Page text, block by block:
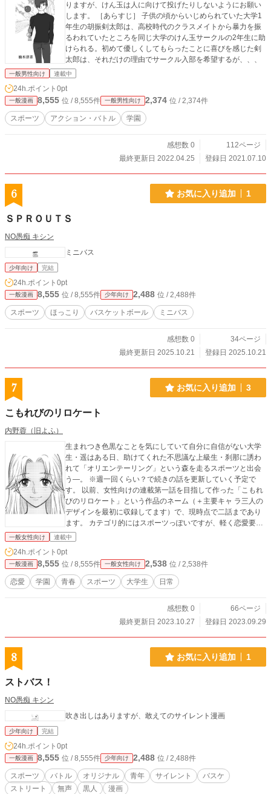
りますが、けん玉は人に向けて投げたりしないようにお願い
します。 ［あらすじ］ 子供の頃からいじめられていた大学1
年生の胡振剣太郎は、高校時代のクラスメイトから暴力を振
るわれていたところを同じ大学のけん玉サークルの2年生に助
けられる。初めて優しくしてもらったことに喜びを感じた剣
太郎は、それだけの理由でサークル入部を希望するが、、、
一般男性向け 連載中
24h.ポイント 0pt
一般漫画 8,555 位 / 8,555件 一般男性向け 2,374 位 / 2,374件
スポーツ アクション・バトル 学園
感想数 0
112ページ
最終更新日 2022.04.25
登録日 2021.07.10
6 お気に入り追加 1
ＳＰＲＯＵＴＳ
NO愚痴 キシン
ミニバス
少年向け 完結
24h.ポイント 0pt
一般漫画 8,555 位 / 8,555件 少年向け 2,488 位 / 2,488件
スポーツ ほっこり バスケットボール ミニバス
感想数 0
34ページ
最終更新日 2025.10.21
登録日 2025.10.21
7 お気に入り追加 3
こもれびのリロケート
内野蓉（旧よふ）
生まれつき色黒なことを気にしていて自分に自信がない大学
生・遥はある日、助けてくれた不思議な上級生・刹那に誘わ
れて「オリエンテーリング」という森を走るスポーツと出会
う―。 ※週一回くらい？で続きの話を更新していく予定で
す。 以前、女性向けの連載第一話を目指して作った「こもれ
びのリロケート」という作品のネーム（＋主要キャ ラ三人の
デザインを最初に収録してます）で、現時点で二話まであり
ます。 カテゴリ的にはスポーツっぽいですが、軽く恋愛要素
もあります。 一応この設定で10～20話分くらいまではフンワ
ぶん全面的に作り直すことになりそうです（ネーム原作担当
を想定してた）。 そういうわけで相変わらずネームですが、
せっかく描いたのでこちらにあげておきます。 いや、本当は
漫画大賞にはちゃんとペン入れ仕上げした原稿で参加したい
ん。。実際こういうのでも大丈夫なんでしょうかね参加して
一般女性向け 連載中
24h.ポイント 0pt
一般漫画 8,555 位 / 8,555件 一般女性向け 2,538 位 / 2,538件
恋愛 学園 青春 スポーツ 大学生 日常
感想数 0
66ページ
最終更新日 2023.10.27
登録日 2023.09.29
8 お気に入り追加 1
ストバス！
NO愚痴 キシン
吹き出しはありますが、敢えてのサイレント漫画
少年向け 完結
24h.ポイント 0pt
一般漫画 8,555 位 / 8,555件 少年向け 2,488 位 / 2,488件
スポーツ バトル オリジナル 青年 サイレント
バスケ
ストリート
無声 黒人 漫画